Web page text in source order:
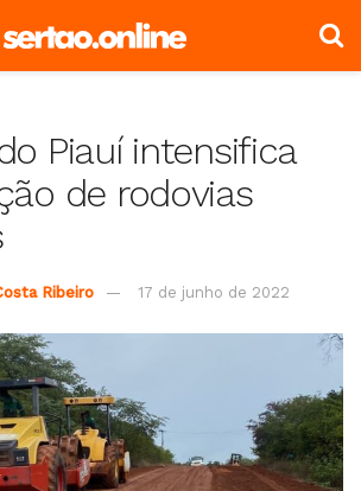
Piauí intensifica
de rodovias
Ribeiro 17 de junho de 2022